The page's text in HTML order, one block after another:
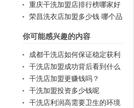
赚钱吗
重庆干洗加盟店排行榜哪家好
荣昌洗衣店加盟多少钱 哪个品
你可能感兴趣的内容
成都干洗店如何保证稳定获利
干洗店加盟成功背后看到什么
干洗店加盟更赚钱吗？
干洗加盟投资多少钱呢
干洗店利润高需要卫生的环境